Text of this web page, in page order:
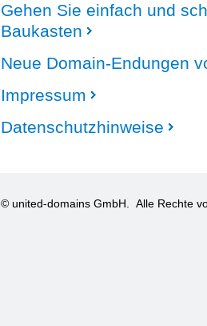
Gehen Sie einfach und
Baukasten
Neue Domain-Endungen
Impressum
Datenschutzhinweise
© united-domains GmbH. Alle Rechte